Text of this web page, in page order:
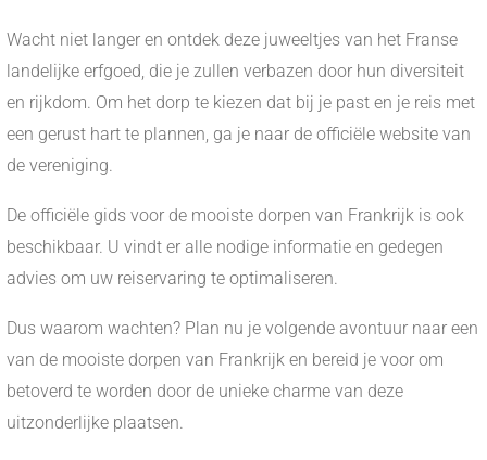
Wacht niet langer en ontdek deze juweeltjes van het Franse
landelijke erfgoed, die je zullen verbazen door hun diversiteit
en rijkdom. Om het dorp te kiezen dat bij je past en je reis met
een gerust hart te plannen, ga je naar de officiële website van
de vereniging.
De officiële gids voor de mooiste dorpen van Frankrijk is ook
beschikbaar. U vindt er alle nodige informatie en gedegen
advies om uw reiservaring te optimaliseren.
Dus waarom wachten? Plan nu je volgende avontuur naar een
van de mooiste dorpen van Frankrijk en bereid je voor om
betoverd te worden door de unieke charme van deze
uitzonderlijke plaatsen.